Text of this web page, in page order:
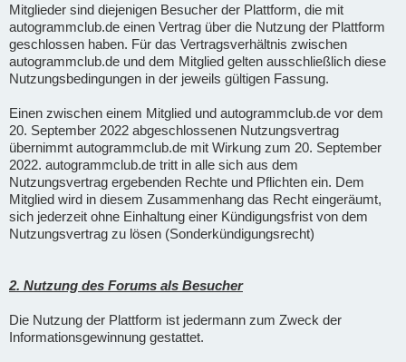
Mitglieder sind diejenigen Besucher der Plattform, die mit
autogrammclub.de einen Vertrag über die Nutzung der Plattform
geschlossen haben. Für das Vertragsverhältnis zwischen
autogrammclub.de und dem Mitglied gelten ausschließlich diese
Nutzungsbedingungen in der jeweils gültigen Fassung.
Einen zwischen einem Mitglied und autogrammclub.de vor dem
20. September 2022 abgeschlossenen Nutzungsvertrag
übernimmt autogrammclub.de mit Wirkung zum 20. September
2022. autogrammclub.de tritt in alle sich aus dem
Nutzungsvertrag ergebenden Rechte und Pflichten ein. Dem
Mitglied wird in diesem Zusammenhang das Recht eingeräumt,
sich jederzeit ohne Einhaltung einer Kündigungsfrist von dem
Nutzungsvertrag zu lösen (Sonderkündigungsrecht)
2. Nutzung des Forums als Besucher
Die Nutzung der Plattform ist jedermann zum Zweck der
Informationsgewinnung gestattet.